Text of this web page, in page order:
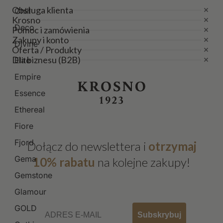
Chill
Deco
Divine
Elite
Empire
Essence
Ethereal
Fiore
Fjord
Gema
Gemstone
Glamour
GOLD
Obsługa klienta
Krosno
Pomoc i zamówienia
Zakupy i konto
Oferta / Produkty
Dla biznesu (B2B)
Dołącz do newslettera i otrzymaj
10% rabatu na kolejne zakupy!
Subskrybuj